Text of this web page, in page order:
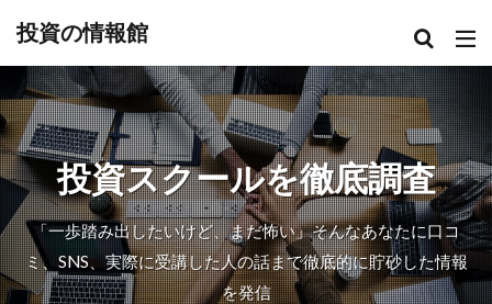
投資の情報館
投資スクールを徹底調査
「一歩踏み出したいけど、まだ怖い」そんなあなたに口コ
ミ、SNS、実際に受講した人の話まで徹底的に貯砂した情報
を発信